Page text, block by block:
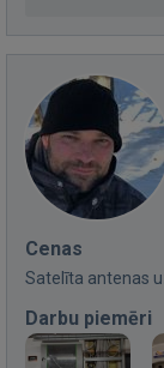
Cenas
Satelīta antenas
Darbu piemēri